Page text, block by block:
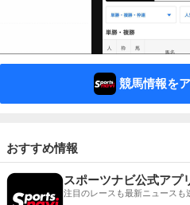
競馬情報を
おすすめ情報
スポーツナビ公式アプ
注目のレースも最新ニュースも